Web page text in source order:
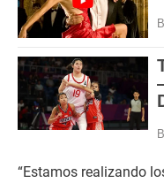
“Estamos realizando